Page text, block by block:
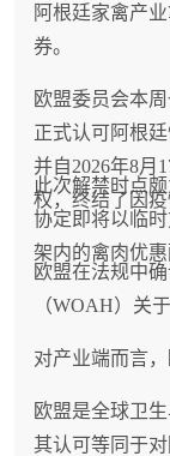
阿根廷家禽产
券。
欧盟委员会本周
正式认可阿根
并自2026年8月
权，终结了因
此次解禁时点
协定即将以临
架内的禽肉优惠
欧盟在法规中
（WOAH）关
对产业端而言，
欧盟是全球卫
其认可等同于